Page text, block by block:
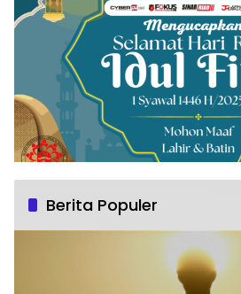
Berita Populer